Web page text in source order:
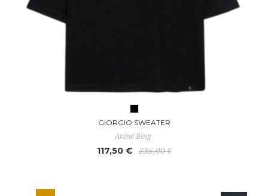
GIORGIO SWEATER
Anine Bing
117,50 € 235,00 €